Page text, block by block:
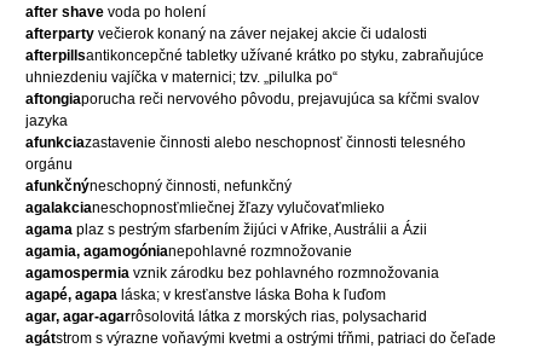
after shave voda po holení
afterparty večierok konaný na záver nejakej akcie či udalosti
afterpillsantikoncepčné tabletky užívané krátko po styku, zabraňujúce
uhniezdeniu vajíčka v maternici; tzv. „pilulka po“
aftongiaporucha reči nervového pôvodu, prejavujúca sa kŕčmi svalov
jazyka
afunkciazastavenie činnosti alebo neschopnosť činnosti telesného
orgánu
afunkčnýneschopný činnosti, nefunkčný
agalakcianeschopnosťmliečnej žľazy vylučovaťmlieko
agama plaz s pestrým sfarbením žijúci v Afrike, Austrálii a Ázii
agamia, agamogónianepohlavné rozmnožovanie
agamospermia vznik zárodku bez pohlavného rozmnožovania
agapé, agapa láska; v kresťanstve láska Boha k ľuďom
agar, agar-agarrôsolovitá látka z morských rias, polysacharid
agátstrom s výrazne voňavými kvetmi a ostrými tŕňmi, patriaci do čeľade